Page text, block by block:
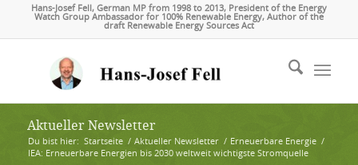
Hans-Josef Fell, German MP from 1998 to 2013, President of the Energy
Watch Group Ambassador for 100% Renewable Energy, Author of the
draft Renewable Energy Sources Act
Aktueller Newsletter
Du bist hier: Startseite / Aktueller Newsletter / Erneuerbare Energie /
IEA: Erneuerbare Energien bis 2030 weltweit wichtigste Stromquelle